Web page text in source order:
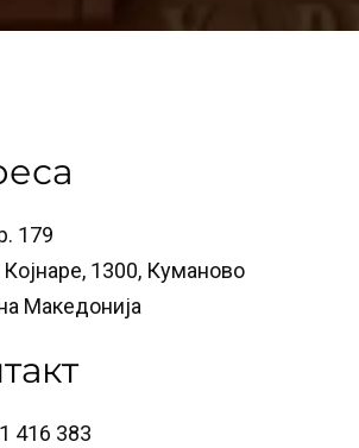
179
1300, Куманово
Македонија
416 383